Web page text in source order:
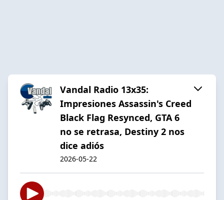
Vandal Radio 13x35:
Impresiones Assassin's Creed
Black Flag Resynced, GTA 6
no se retrasa, Destiny 2 nos
dice adiós
2026-05-22